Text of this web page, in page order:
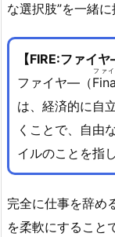
な選択肢”を一緒
【FIRE:ファイヤ
ファイヤ―（
ファ
は、経済的に自
くことで、自由
イルのことを指
完全に仕事を辞め
を柔軟にすること